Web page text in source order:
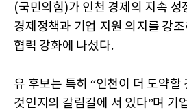
(국민의힘)가 인천 경제의 지속 성
경제정책과 기업 지원 의지를 강
협력 강화에 나섰다.
유 후보는 특히 “인천이 더 도약할
것인지의 갈림길에 서 있다”며 기